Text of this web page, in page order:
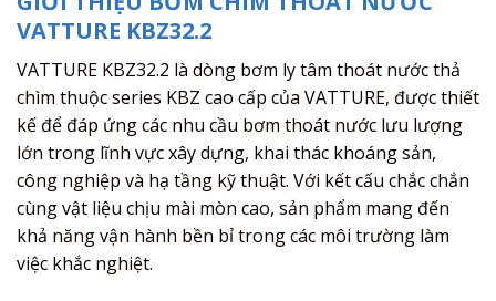
VATTURE KBZ32.2
VATTURE KBZ32.2 là dòng bơm ly tâm thoát nước thả
chìm thuộc series KBZ cao cấp của VATTURE, được thiết
kế để đáp ứng các nhu cầu bơm thoát nước lưu lượng
lớn trong lĩnh vực xây dựng, khai thác khoáng sản,
công nghiệp và hạ tầng kỹ thuật. Với kết cấu chắc chắn
cùng vật liệu chịu mài mòn cao, sản phẩm mang đến
khả năng vận hành bền bỉ trong các môi trường làm
việc khắc nghiệt.